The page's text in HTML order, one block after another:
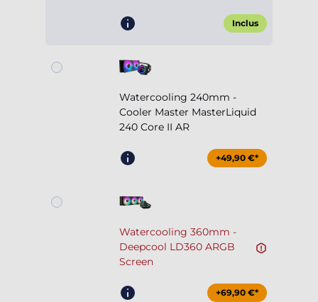
Inclus
Watercooling 240mm -
Cooler Master MasterLiquid
240 Core II AR
+49,90 €*
Watercooling 360mm -
Deepcool LD360 ARGB
Screen
+69,90 €*